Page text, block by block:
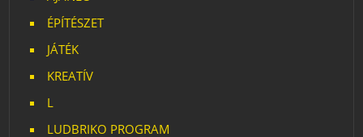
ÉPÍTÉSZET
JÁTÉK
KREATÍV
L
LUDBRIKO PROGRAM